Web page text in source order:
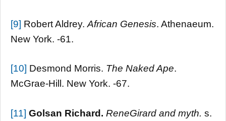
[9] Robert Aldrey. African Genesis. Athenaeum.
New York. -61.
[10] Desmond Morris. The Naked Ape.
McGrae-Hill. New York. -67.
[11] Golsan Richard. ReneGirard and myth. s.